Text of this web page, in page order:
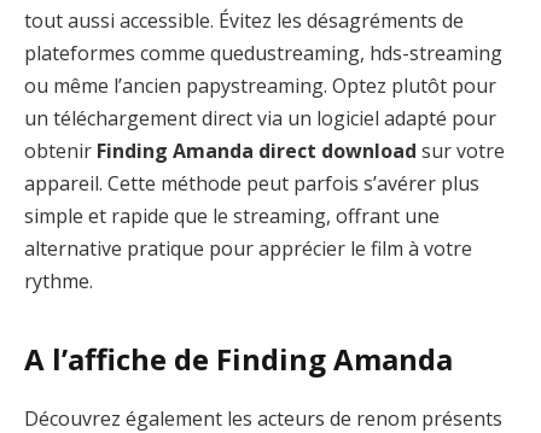
tout aussi accessible. Évitez les désagréments de
plateformes comme quedustreaming, hds-streaming
ou même l’ancien papystreaming. Optez plutôt pour
un téléchargement direct via un logiciel adapté pour
obtenir Finding Amanda direct download sur votre
appareil. Cette méthode peut parfois s’avérer plus
simple et rapide que le streaming, offrant une
alternative pratique pour apprécier le film à votre
rythme.
A l’affiche de Finding Amanda
Découvrez également les acteurs de renom présents